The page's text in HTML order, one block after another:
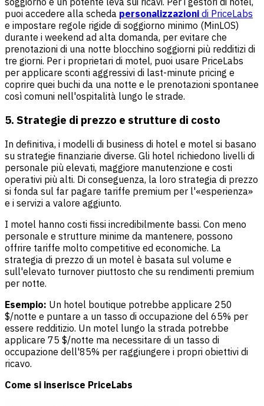
puoi accedere alla scheda personalizzazioni di PriceLabs
e impostare regole rigide di soggiorno minimo (MinLOS)
durante i weekend ad alta domanda, per evitare che
prenotazioni di una notte blocchino soggiorni più redditizi di
tre giorni. Per i proprietari di motel, puoi usare PriceLabs
per applicare sconti aggressivi di last-minute pricing e
coprire quei buchi da una notte e le prenotazioni spontanee
così comuni nell'ospitalità lungo le strade.
5. Strategie di prezzo e strutture di costo
In definitiva, i modelli di business di hotel e motel si basano
su strategie finanziarie diverse. Gli hotel richiedono livelli di
personale più elevati, maggiore manutenzione e costi
operativi più alti. Di conseguenza, la loro strategia di prezzo
si fonda sul far pagare tariffe premium per l'«esperienza»
e i servizi a valore aggiunto.
I motel hanno costi fissi incredibilmente bassi. Con meno
personale e strutture minime da mantenere, possono
offrire tariffe molto competitive ed economiche. La
strategia di prezzo di un motel è basata sul volume e
sull'elevato turnover piuttosto che su rendimenti premium
per notte.
Esempio: Un hotel boutique potrebbe applicare 250
$/notte e puntare a un tasso di occupazione del 65% per
essere redditizio. Un motel lungo la strada potrebbe
applicare 75 $/notte ma necessitare di un tasso di
occupazione dell'85% per raggiungere i propri obiettivi di
ricavo.
Come si inserisce PriceLabs